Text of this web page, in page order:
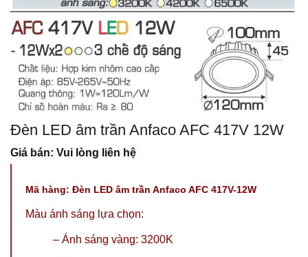
Đèn LED âm trần Anfaco AFC 417V 12W
Giá bán: Vui lòng liên hệ
Mã hàng: Đèn LED âm trần Anfaco AFC 417V-12W
Màu ánh sáng lựa chọn:
– Ánh sáng vàng: 3200K